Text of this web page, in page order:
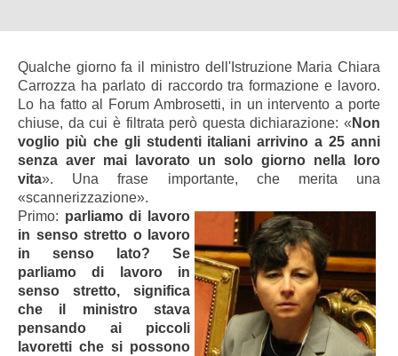
Qualche giorno fa il ministro dell'Istruzione Maria Chiara
Carrozza ha parlato di raccordo tra formazione e lavoro.
Lo ha fatto al Forum Ambrosetti, in un intervento a porte
chiuse, da cui è filtrata però questa dichiarazione: « Non
voglio più che gli studenti italiani arrivino a 25 anni
senza aver mai lavorato un solo giorno nella loro
vita». Una frase importante, che merita una
«scannerizzazione».
Primo: parliamo di lavoro
in senso stretto o lavoro
in senso lato? Se
parliamo di lavoro in
senso stretto, significa
che il ministro stava
pensando ai piccoli
lavoretti che si possono